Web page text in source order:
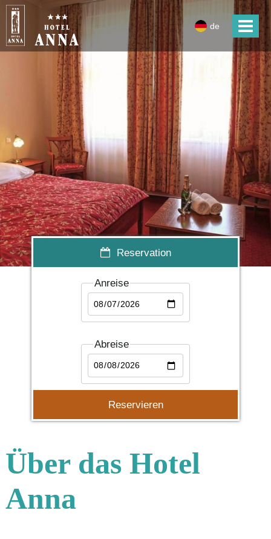
de
Reservation
Anreise
Abreise
Über das Hotel
Anna